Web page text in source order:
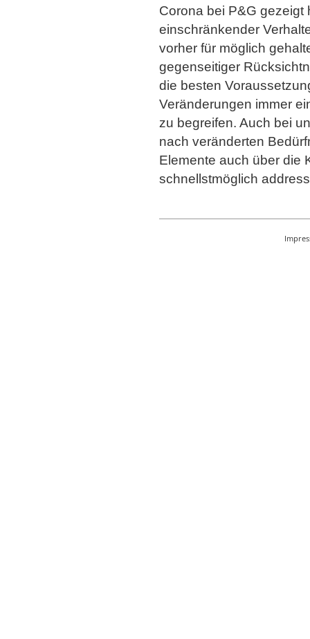
Corona bei P&G gezeigt
einschränkender
vorher für möglich
gegenseitiger
die besten
Veränderungen immer
zu begreifen. Auch bei
nach veränderten
Elemente auch über die
schnellstmöglich